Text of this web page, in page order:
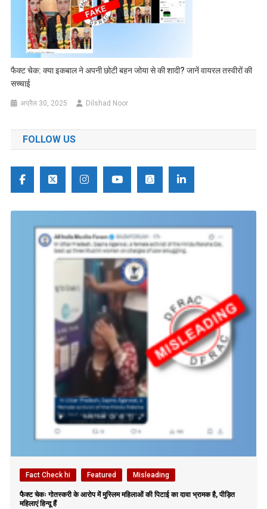
फैक्ट चेक: क्या इकबाल ने अपनी छोटी बहन जोया से की शादी? जानें वायरल तस्वीरों की
सच्चाई
अप्रैल 30, 2025 Dilshad Noor
FOLLOW US
Fact Check hi Featured Misleading
फैक्ट चेकः गोतस्करी के आरोप में मुस्लिम महिलाओं की पिटाई का दावा भ्रामक है, पीड़ित
महिलाएं हिन्दू हैं